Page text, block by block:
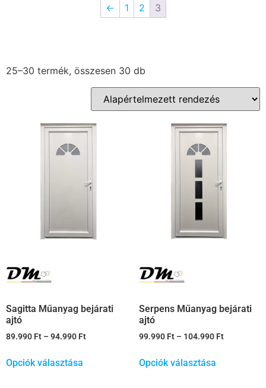
← 1 2 3
25–30 termék, összesen 30 db
Sagitta Műanyag bejárati
ajtó
89.990 Ft – 94.990 Ft
Opciók választása
Serpens Műanyag bejárati
ajtó
99.990 Ft – 104.990 Ft
Opciók választása